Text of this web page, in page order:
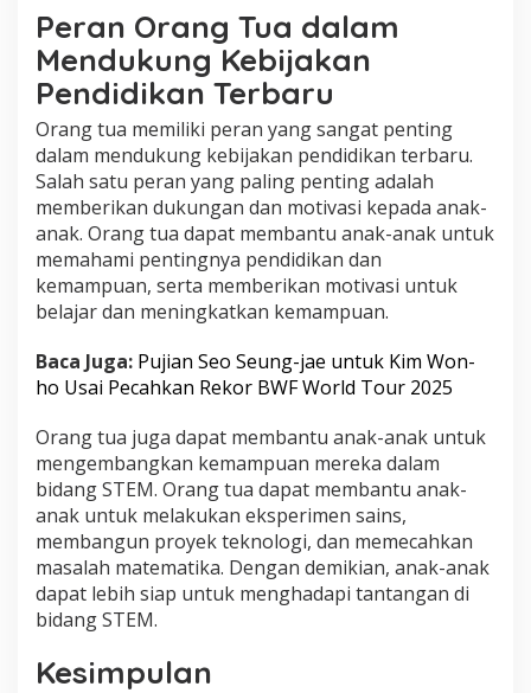
Peran Orang Tua dalam
Mendukung Kebijakan
Pendidikan Terbaru
Orang tua memiliki peran yang sangat penting
dalam mendukung kebijakan pendidikan terbaru.
Salah satu peran yang paling penting adalah
memberikan dukungan dan motivasi kepada anak-
anak. Orang tua dapat membantu anak-anak untuk
memahami pentingnya pendidikan dan
kemampuan, serta memberikan motivasi untuk
belajar dan meningkatkan kemampuan.
Baca Juga: Pujian Seo Seung-jae untuk Kim Won-
ho Usai Pecahkan Rekor BWF World Tour 2025
Orang tua juga dapat membantu anak-anak untuk
mengembangkan kemampuan mereka dalam
bidang STEM. Orang tua dapat membantu anak-
anak untuk melakukan eksperimen sains,
membangun proyek teknologi, dan memecahkan
masalah matematika. Dengan demikian, anak-anak
dapat lebih siap untuk menghadapi tantangan di
bidang STEM.
Kesimpulan